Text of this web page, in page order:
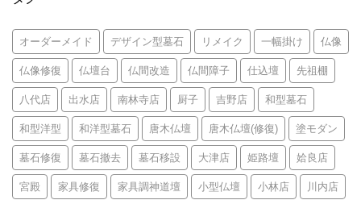
オーダーメイド デザイン型墓石 リメイク 一幅掛け 仏像
仏像修復 仏壇台 仏間改造 仏間障子 仕込壇 先祖棚
八代店 出水店 南林寺店 厨子 吉野店 和型墓石
和型洋型 和洋型墓石 唐木仏壇 唐木仏壇(修復) 塗モダン
墓石修復 墓石撤去 墓石移設 大津店 姫路壇 姶良店
宮殿 家具修復 家具調神道壇 小型仏壇 小林店 川内店